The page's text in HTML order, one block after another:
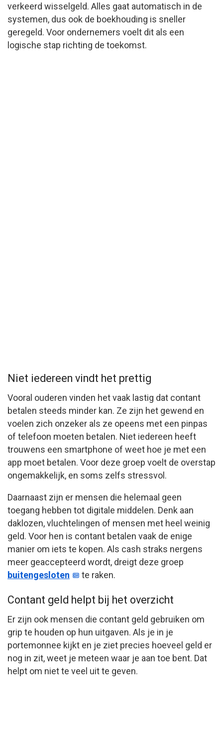
verkeerd wisselgeld. Alles gaat automatisch in de
systemen, dus ook de boekhouding is sneller
geregeld. Voor ondernemers voelt dit als een
logische stap richting de toekomst.
Niet iedereen vindt het prettig
Vooral ouderen vinden het vaak lastig dat contant
betalen steeds minder kan. Ze zijn het gewend en
voelen zich onzeker als ze opeens met een pinpas
of telefoon moeten betalen. Niet iedereen heeft
trouwens een smartphone of weet hoe je met een
app moet betalen. Voor deze groep voelt de overstap
ongemakkelijk, en soms zelfs stressvol.
Daarnaast zijn er mensen die helemaal geen
toegang hebben tot digitale middelen. Denk aan
daklozen, vluchtelingen of mensen met heel weinig
geld. Voor hen is contant betalen vaak de enige
manier om iets te kopen. Als cash straks nergens
meer geaccepteerd wordt, dreigt deze groep
buitengesloten
te raken.
Contant geld helpt bij het overzicht
Er zijn ook mensen die contant geld gebruiken om
grip te houden op hun uitgaven. Als je in je
portemonnee kijkt en je ziet precies hoeveel geld er
nog in zit, weet je meteen waar je aan toe bent. Dat
helpt om niet te veel uit te geven.